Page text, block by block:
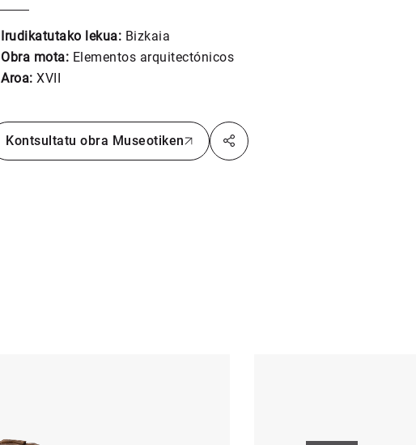
Irudikatutako lekua: Bizkaia
Obra mota: Elementos arquitectónicos
Aroa: XVII
Kontsultatu obra Museotiken